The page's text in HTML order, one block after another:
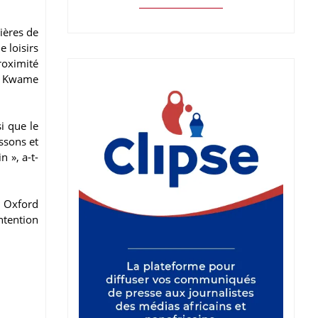
de
loisirs
que le
et
», a-t-
Oxford